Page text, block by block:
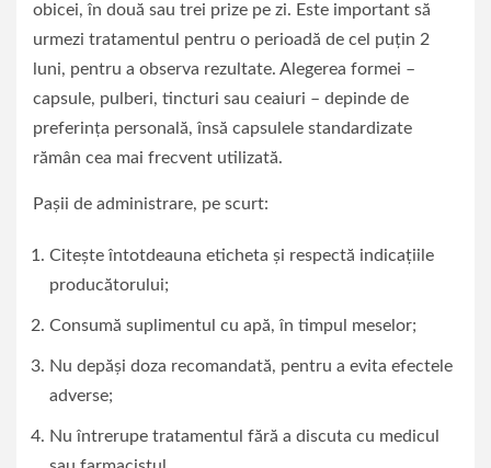
obicei, în două sau trei prize pe zi. Este important să
urmezi tratamentul pentru o perioadă de cel puțin 2
luni, pentru a observa rezultate. Alegerea formei –
capsule, pulberi, tincturi sau ceaiuri – depinde de
preferința personală, însă capsulele standardizate
rămân cea mai frecvent utilizată.
Pașii de administrare, pe scurt:
Citește întotdeauna eticheta și respectă indicațiile
producătorului;
Consumă suplimentul cu apă, în timpul meselor;
Nu depăși doza recomandată, pentru a evita efectele
adverse;
Nu întrerupe tratamentul fără a discuta cu medicul